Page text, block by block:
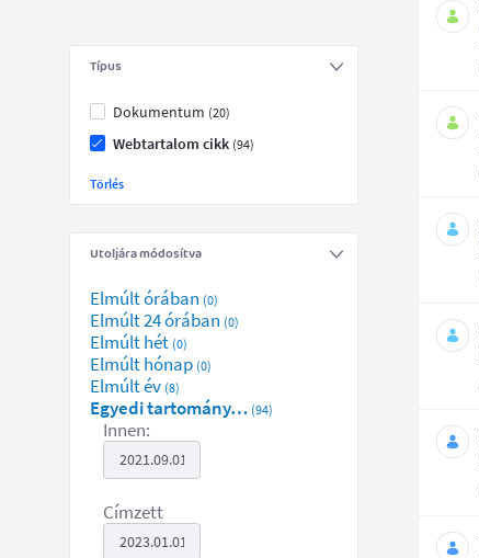
Típus
Dokumentum (20)
Webtartalom cikk (94)
Törlés
Utoljára módosítva
Elmúlt órában (0)
Elmúlt 24 órában (0)
Elmúlt hét (0)
Elmúlt hónap (0)
Elmúlt év (8)
Egyedi tartomány… (94)
Innen:
Címzett